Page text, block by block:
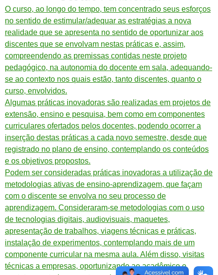
O curso, ao longo do tempo, tem concentrado seus esforços
no sentido de estimular/adequar as estratégias a nova
realidade que se apresenta no sentido de oportunizar aos
discentes que se envolvam nestas práticas e, assim,
compreendendo as premissas contidas neste projeto
pedagógico, na autonomia do docente em sala, adequando-
se ao contexto nos quais estão, tanto discentes, quanto o
curso, envolvidos.
Algumas práticas inovadoras são realizadas em projetos de
extensão, ensino e pesquisa, bem como em componentes
curriculares ofertados pelos docentes, podendo ocorrer a
inserção destas práticas a cada novo semestre, desde que
registrado no plano de ensino, contemplando os conteúdos
e os objetivos propostos.
Podem ser consideradas práticas inovadoras a utilização de
metodologias ativas de ensino-aprendizagem, que façam
com o discente se envolva no seu processo de
aprendizagem. Consideraram-se metodologias com o uso
de tecnologias digitais, audiovisuais, maquetes,
apresentação de trabalhos, viagens técnicas e práticas,
instalação de experimentos, contemplando mais de um
componente curricular na mesma aula. Além disso, visitas
técnicas a empresas, oportunizando ao acadêmico o